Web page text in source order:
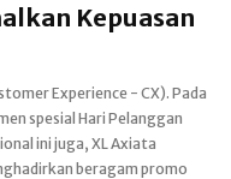
Kepuasan